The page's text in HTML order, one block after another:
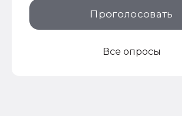
Проголосовать
Все опросы